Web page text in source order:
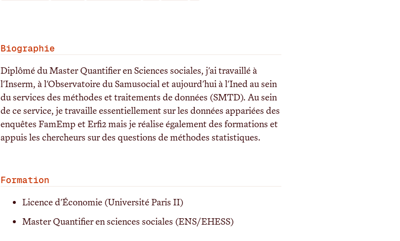
Biographie
Diplômé du Master Quantifier en Sciences sociales, j'ai travaillé à
l'Inserm, à l'Observatoire du Samusocial et aujourd'hui à l'Ined au sein
du services des méthodes et traitements de données (SMTD). Au sein
de ce service, je travaille essentiellement sur les données appariées des
enquêtes FamEmp et Erfi2 mais je réalise également des formations et
appuis les chercheurs sur des questions de méthodes statistiques.
Formation
Licence d'Économie (Université Paris II)
Master Quantifier en sciences sociales (ENS/EHESS)